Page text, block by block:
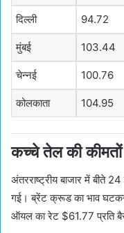
दिल्ली 94.72
मुंबई 103.44
चेन्नई 100.76
कोलकाता 104.95
कच्चे तेल की कीमतों
अंतरराष्ट्रीय बाजार में बीते
गई। ब्रेंट क्रूड का भाव
ऑयल का रेट $61.77 प्रति